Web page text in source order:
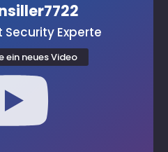
Security Experte
ein neues Video